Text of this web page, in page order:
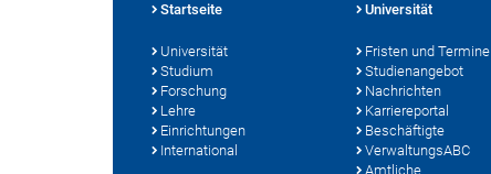
Startseite
Universität
Studium
Forschung
Lehre
Einrichtungen
International
Universität
Fristen und Termine
Studienangebot
Nachrichten
Karriereportal
Beschäftigte
VerwaltungsABC
Amtliche